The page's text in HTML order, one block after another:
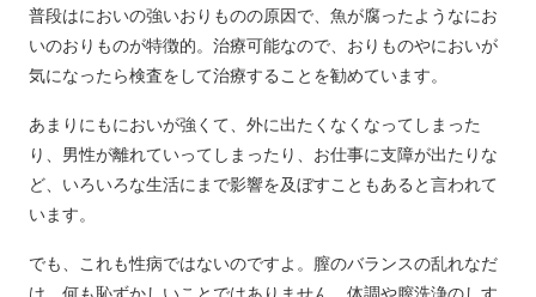
普段はにおいの強いおりものの原因で、魚が腐ったようなにお
いのおりものが特徴的。治療可能なので、おりものやにおいが
気になったら検査をして治療することを勧めています。
あまりにもにおいが強くて、外に出たくなくなってしまった
り、男性が離れていってしまったり、お仕事に支障が出たりな
ど、いろいろな生活にまで影響を及ぼすこともあると言われて
います。
でも、これも性病ではないのですよ。膣のバランスの乱れなだ